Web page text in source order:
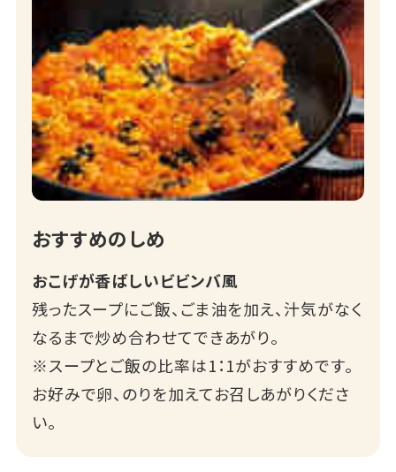
おすすめのしめ
おこげが香ばしいビビンバ風
残ったスープにご飯、ごま油を加え、汁気がなく
なるまで炒め合わせてできあがり。
※スープとご飯の比率は1：1がおすすめです。
お好みで卵、のりを加えてお召しあがりくださ
い。